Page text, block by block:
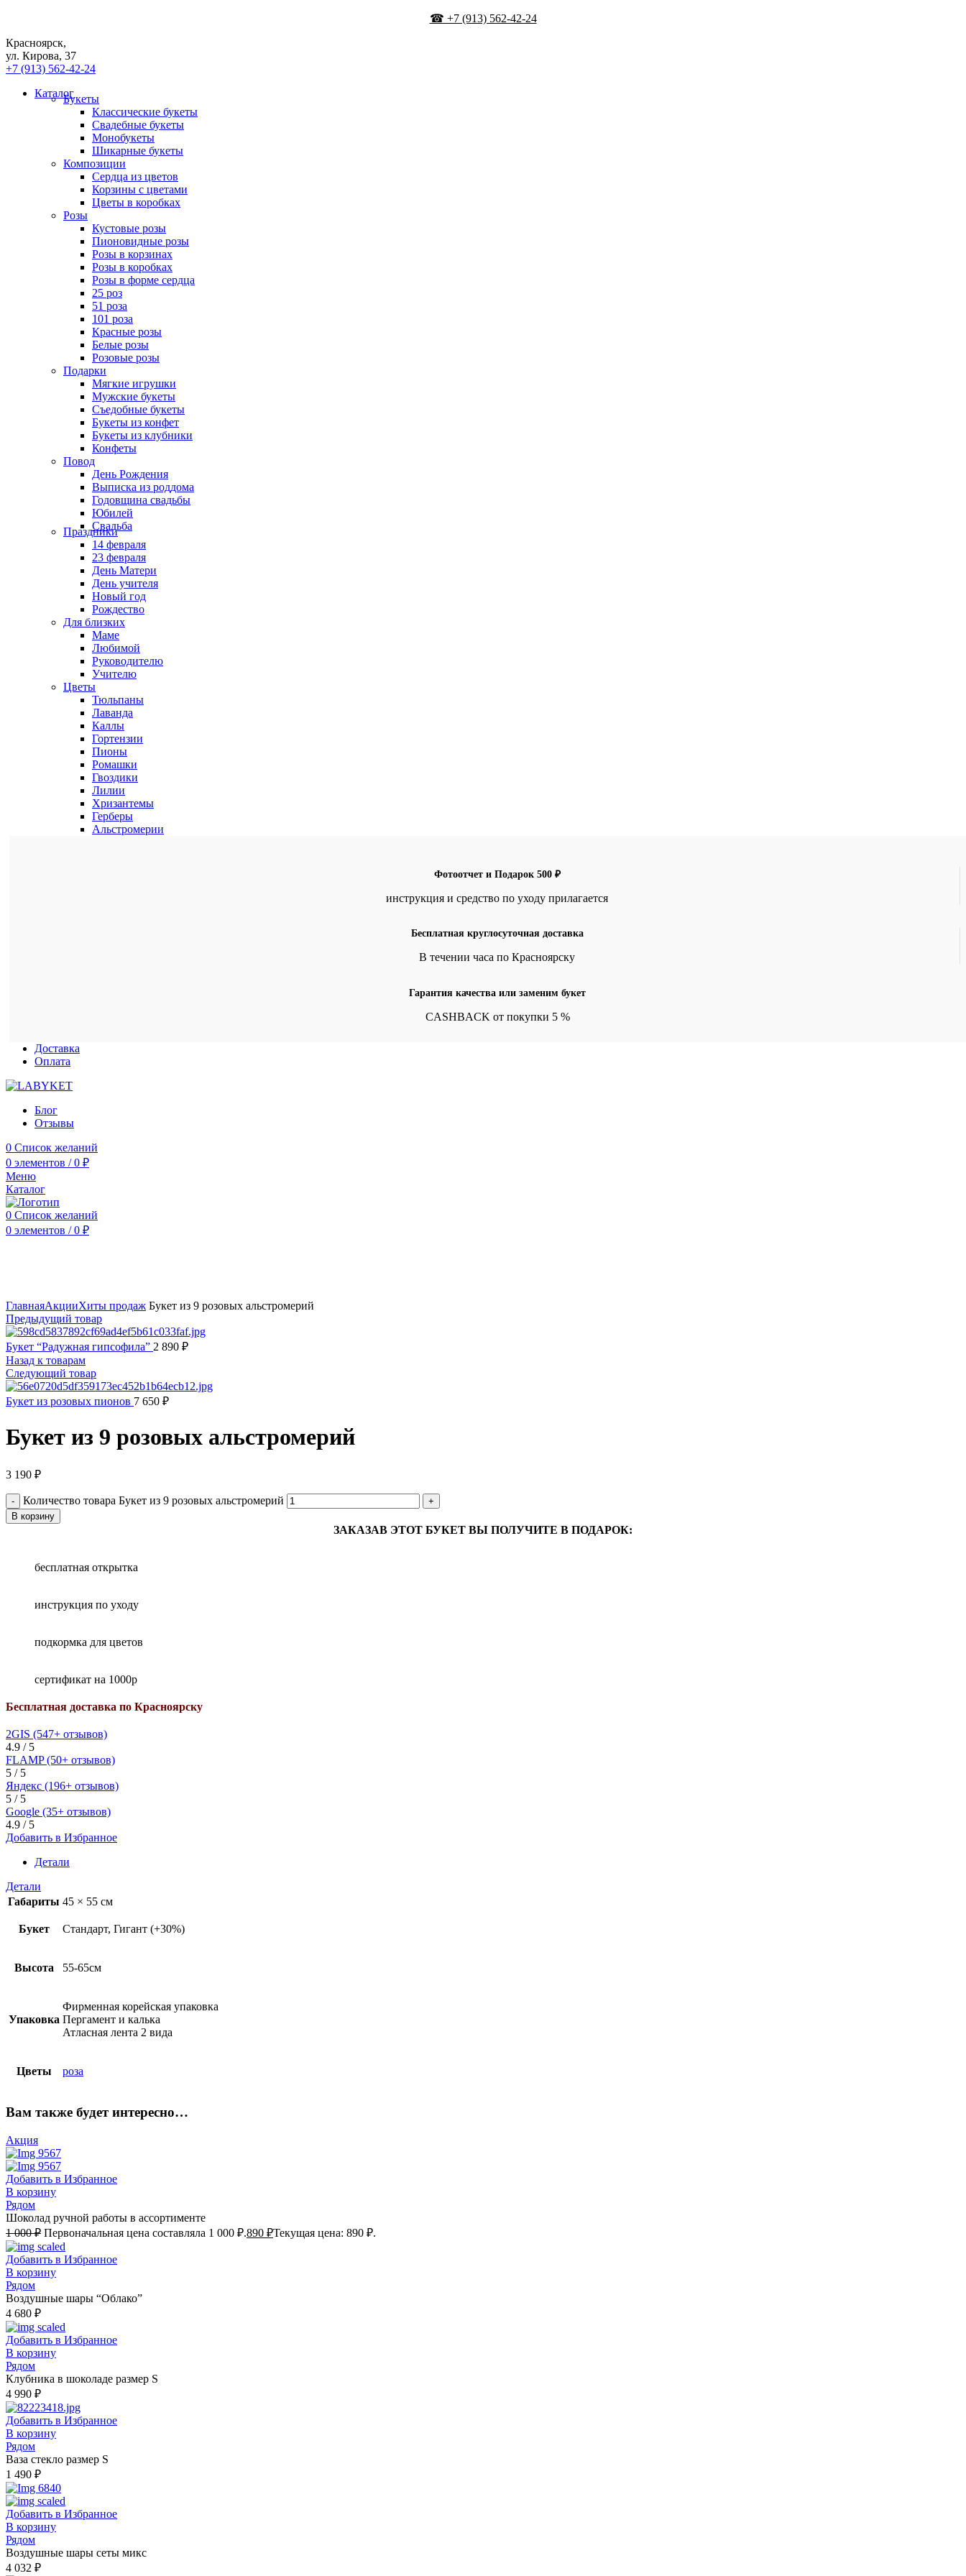
☎ +7 (913) 562-42-24
Красноярск,
ул. Кирова, 37
+7 (913) 562-42-24
КаталогБукеты
Классические букеты
Свадебные букеты
Монобукеты
Шикарные букеты
Композиции
Сердца из цветов
Корзины с цветами
Цветы в коробках
Розы
Кустовые розы
Пионовидные розы
Розы в корзинах
Розы в коробках
Розы в форме сердца
25 роз
51 роза
101 роза
Красные розы
Белые розы
Розовые розы
Подарки
Мягкие игрушки
Мужские букеты
Съедобные букеты
Букеты из конфет
Букеты из клубники
Конфеты
Повод
День Рождения
Выписка из роддома
Годовщина свадьбы
Юбилей
Свадьба
Праздники
14 февраля
23 февраля
День Матери
День учителя
Новый год
Рождество
Для близких
Маме
Любимой
Руководителю
Учителю
Цветы
Тюльпаны
Лаванда
Каллы
Гортензии
Пионы
Ромашки
Гвоздики
Лилии
Хризантемы
Герберы
Альстромерии
Фотоотчет и Подарок 500 ₽
инструкция и средство по уходу прилагается
Бесплатная круглосуточная доставка
В течении часа по Красноярску
Гарантия качества или заменим букет
CASHBACK от покупки 5 %
Доставка
Оплата
Блог
Отзывы
0 Список желаний
0 элементов / 0 ₽
Меню
Каталог
0 Список желаний
0 элементов / 0 ₽
ГлавнаяАкцииХиты продаж Букет из 9 розовых альстромерий
Предыдущий товар
Букет “Радужная гипсофила” 2 890 ₽
Назад к товарам
Следующий товар
Букет из розовых пионов 7 650 ₽
Букет из 9 розовых альстромерий
3 190 ₽
Количество товара Букет из 9 розовых альстромерий
В корзину
ЗАКАЗАВ ЭТОТ БУКЕТ ВЫ ПОЛУЧИТЕ В ПОДАРОК:
бесплатная открытка
инструкция по уходу
подкормка для цветов
сертификат на 1000р
Бесплатная доставка по Красноярску
2GIS (547+ отзывов)
4.9 / 5
FLAMP (50+ отзывов)
5 / 5
Яндекс (196+ отзывов)
5 / 5
Google (35+ отзывов)
4.9 / 5
Добавить в Избранное
Детали
Детали
Габариты 45 × 55 см
Букет Стандарт, Гигант (+30%)
Высота 55-65см
Упаковка
Фирменная корейская упаковка
Пергамент и калька
Атласная лента 2 вида
Цветы роза
Вам также будет интересно…
Акция
Добавить в Избранное
В корзину
Рядом
Шоколад ручной работы в ассортименте
1 000₽ Первоначальная цена составляла 1 000 ₽.890 ₽Текущая цена: 890 ₽.
Добавить в Избранное
В корзину
Рядом
Воздушные шары “Облако”
4 680 ₽
Добавить в Избранное
В корзину
Рядом
Клубника в шоколаде размер S
4 990 ₽
Добавить в Избранное
В корзину
Рядом
Ваза стекло размер S
1 490 ₽
Добавить в Избранное
В корзину
Рядом
Воздушные шары сеты микс
4 032 ₽